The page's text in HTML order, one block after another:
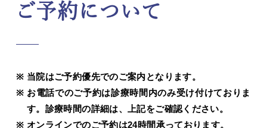
ご予約について
当院はご予約優先でのご案内となります。
お電話でのご予約は診療時間内のみ受け付けておりま
す。診療時間の詳細は、上記をご確認ください。
オンラインでのご予約は24時間承っております。